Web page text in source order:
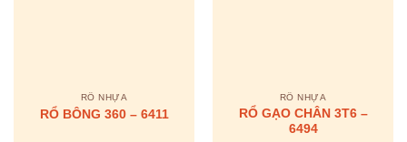
RỔ NHỰA
RỔ BÔNG 360 – 6411
RỔ NHỰA
RỔ GẠO CHÂN 3T6 –
6494